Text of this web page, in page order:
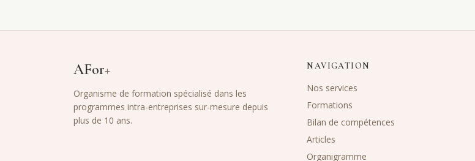
AFor+
Organisme de formation spécialisé dans les
programmes intra-entreprises sur-mesure depuis
plus de 10 ans.
NAVIGATION
Nos services
Formations
Bilan de compétences
Articles
Organigramme